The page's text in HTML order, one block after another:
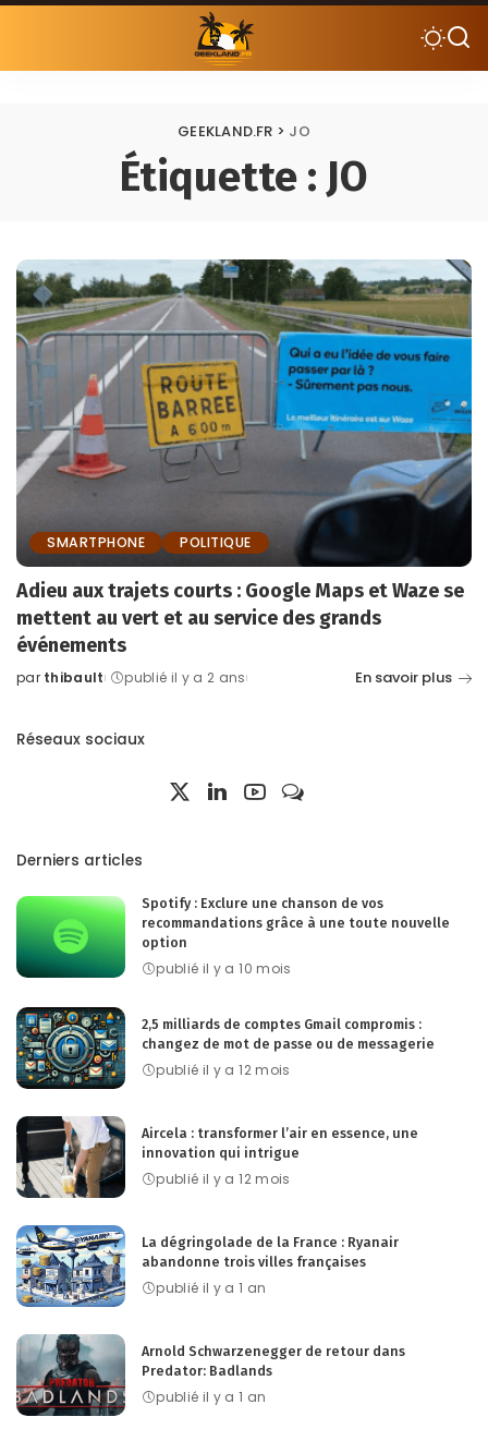
GEEKLAND.FR > JO
Étiquette : JO
SMARTPHONE POLITIQUE
Adieu aux trajets courts : Google Maps et Waze se
mettent au vert et au service des grands
événements
Posted
par thibault publié il y a 2 ans En savoir plus
Réseaux sociaux
Derniers articles
Spotify : Exclure une chanson de vos
recommandations grâce à une toute nouvelle
option
publié il y a 10 mois
2,5 milliards de comptes Gmail compromis :
changez de mot de passe ou de messagerie
publié il y a 12 mois
Aircela : transformer l’air en essence, une
innovation qui intrigue
publié il y a 12 mois
La dégringolade de la France : Ryanair
abandonne trois villes françaises
publié il y a 1 an
Arnold Schwarzenegger de retour dans
Predator: Badlands
publié il y a 1 an